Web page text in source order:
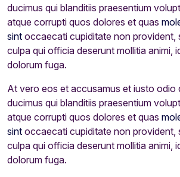
ducimus qui blanditiis praesentium
atque corrupti quos dolores et quas
sint occaecati cupiditate non provident,
culpa qui officia deserunt mollitia animi,
dolorum fuga.
At vero eos et accusamus et iusto odio
ducimus qui blanditiis praesentium
atque corrupti quos dolores et quas
sint occaecati cupiditate non provident,
culpa qui officia deserunt mollitia animi,
dolorum fuga.